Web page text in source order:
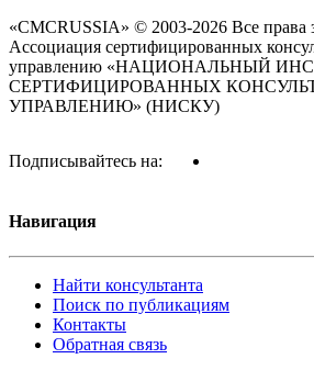
«CMCRUSSIA» © 2003-2026 Все
Ассоциация сертифицированных
управлению «НАЦИОНАЛЬНЫЙ
СЕРТИФИЦИРОВАННЫХ
УПРАВЛЕНИЮ» (НИСКУ)
Подписывайтесь на:
Навигация
Найти консультанта
Поиск по публикациям
Контакты
Обратная связь